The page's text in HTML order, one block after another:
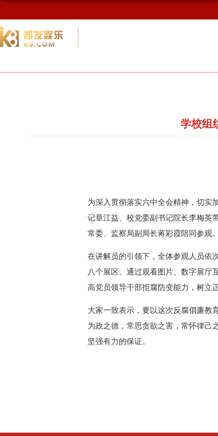
学校组
为深入贯彻落实六中全会精神，切实
记章江益、校党委副书记院长李梅英
常委、监察局副局长蒋彩霞陪同参观
在讲解员的引领下，全体参观人员依
八个展区。通过观看图片、数字展厅
高党员领导干部拒腐防变能力，树立
大家一致表示，要以这次反腐倡廉教
为政之德，常思贪欲之害，常怀律己
坚强有力的保证。